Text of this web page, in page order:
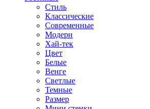
Стиль
Классические
Современные
Модерн
Хай-тек
Цвет
Белые
Венге
Светлые
Темные
Размер